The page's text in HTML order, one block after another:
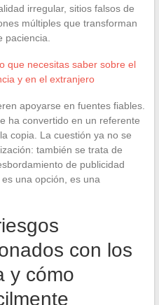
irregular, sitios falsos de
múltiples que transforman
paciencia.
que necesitas saber sobre el
y en el extranjero
apoyarse en fuentes fiables.
ha convertido en un referente
copia. La cuestión ya no se
también se trata de
de publicidad
una opción, es una
con los
y cómo